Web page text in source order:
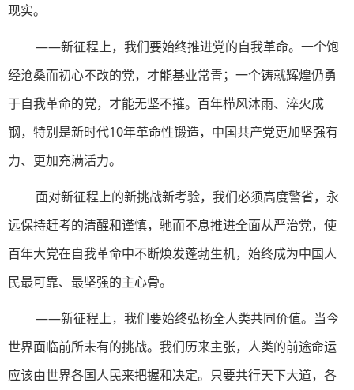
现实。
——新征程上，我们要始终推进党的自我革命。一个饱
经沧桑而初心不改的党，才能基业常青；一个铸就辉煌仍勇
于自我革命的党，才能无坚不摧。百年栉风沐雨、淬火成
钢，特别是新时代10年革命性锻造，中国共产党更加坚强有
力、更加充满活力。
面对新征程上的新挑战新考验，我们必须高度警省，永
远保持赶考的清醒和谨慎，驰而不息推进全面从严治党，使
百年大党在自我革命中不断焕发蓬勃生机，始终成为中国人
民最可靠、最坚强的主心骨。
——新征程上，我们要始终弘扬全人类共同价值。当今
世界面临前所未有的挑战。我们历来主张，人类的前途命运
应该由世界各国人民来把握和决定。只要共行天下大道，各